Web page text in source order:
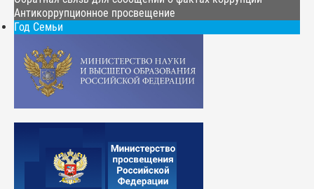
Антикоррупционное просвещение
Год Семьи